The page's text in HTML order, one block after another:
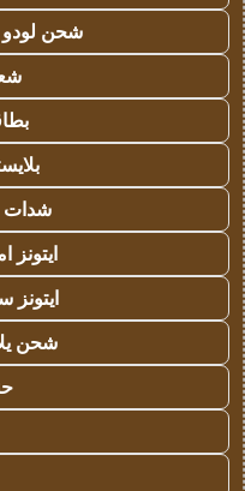
شحن لودو
شدات
شحن